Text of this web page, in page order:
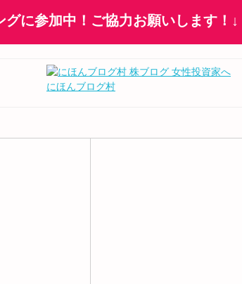
グに参加中！ご協力お願いします！↓
にほんブログ村